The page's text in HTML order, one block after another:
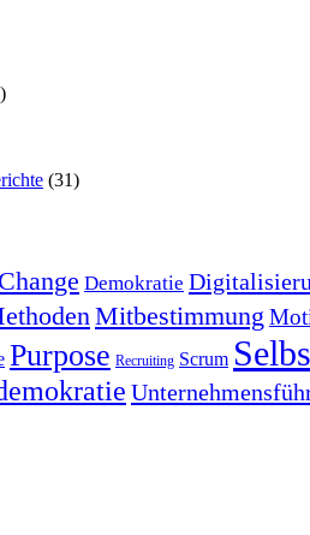
(31)
Change Demokratie
Mitbestimmung
Purpose Recruiting Scrum